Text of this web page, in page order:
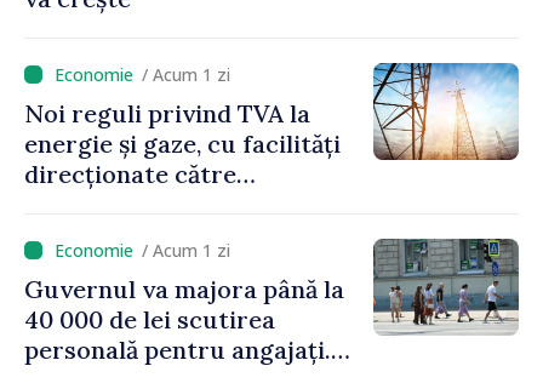
/ Acum 1 zi
Noi reguli privind TVA la
energie și gaze, cu facilități
direcționate către
/ Acum 1 zi
Guvernul va majora până la
40 000 de lei scutirea
personală pentru angajați.